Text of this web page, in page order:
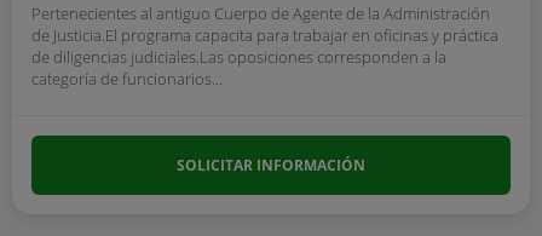
Pertenecientes al antiguo Cuerpo de Agente de la Administración
de Justicia.El programa capacita para trabajar en oficinas y práctica
de diligencias judiciales.Las oposiciones corresponden a la
categoría de funcionarios...
SOLICITAR INFORMACIÓN